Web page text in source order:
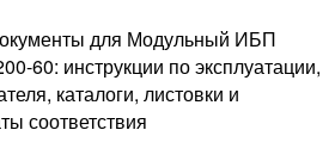
для Модульный ИБП
инструкции по эксплуатации,
каталоги, листовки и
соответствия